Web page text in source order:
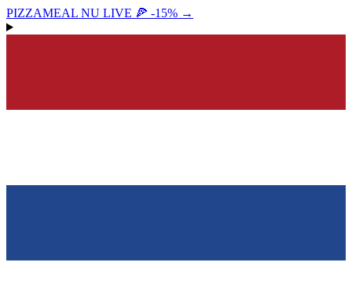
PIZZAMEAL NU LIVE 🍕 -15% →